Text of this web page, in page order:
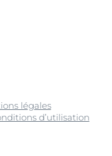
légales
d’utilisation